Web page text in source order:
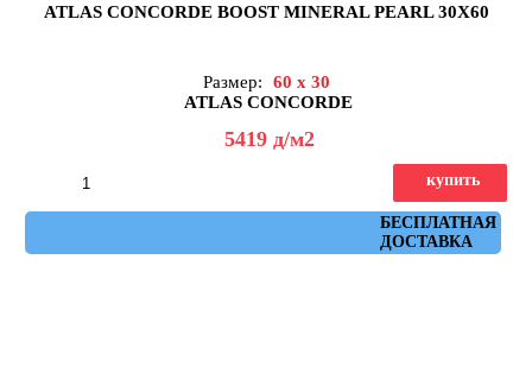
ATLAS CONCORDE BOOST MINERAL PEARL 30X60
Размер:
60 x 30
ATLAS CONCORDE
5419 д/м2
БЕСПЛАТНАЯ
ДОСТАВКА
купить